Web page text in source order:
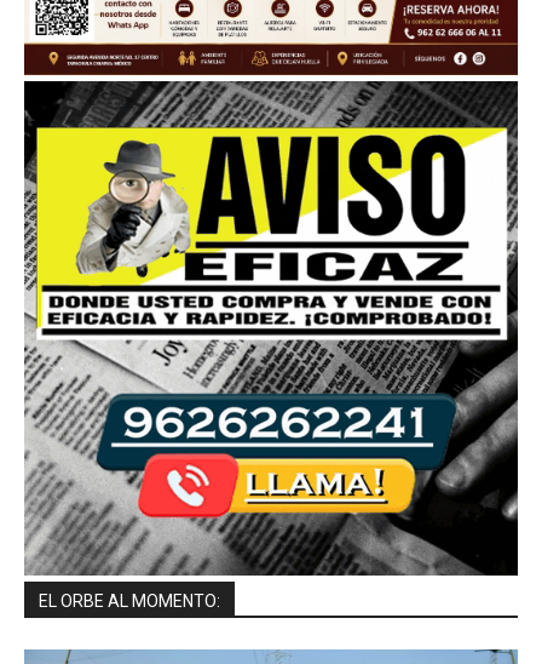
EL ORBE AL MOMENTO: